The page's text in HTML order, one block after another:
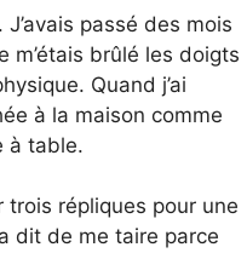
passé des mois
m’étais brûlé les doigts
Quand j’ai
à la maison comme
à table.
trois répliques pour une
dit de me taire parce